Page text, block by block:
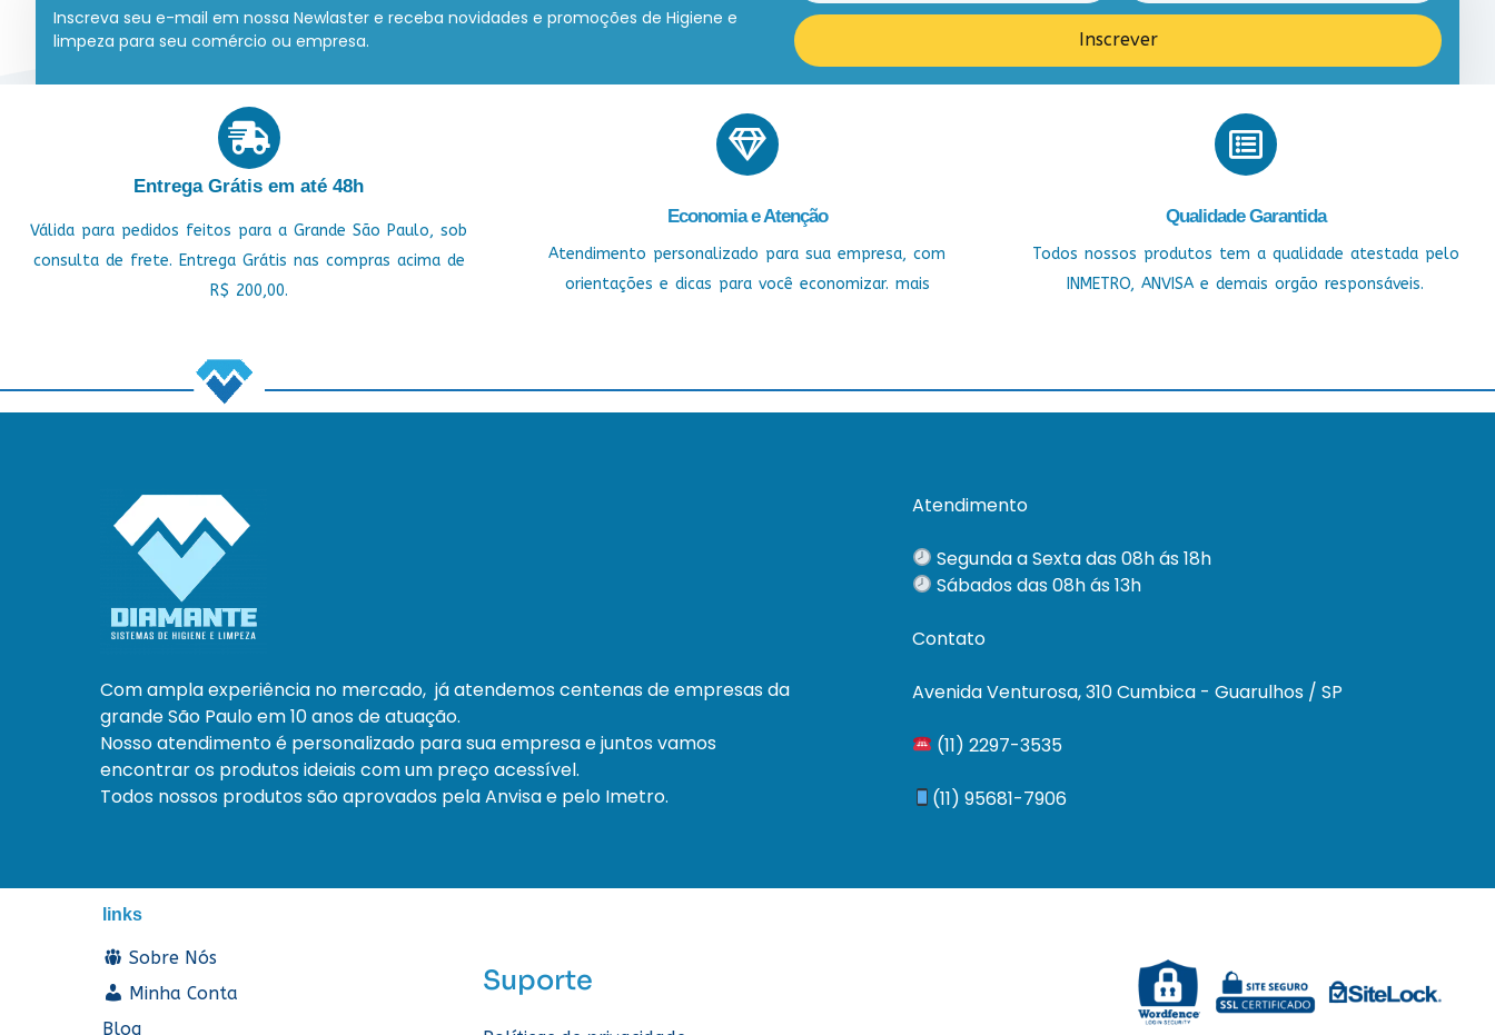
Inscreva seu e-mail em nossa Newlaster e receba novidades e promoções de Higiene e
limpeza para seu comércio ou empresa.
Inscrever
Entrega Grátis em até 48h
Válida para pedidos feitos para a Grande São Paulo, sob
consulta de frete. Entrega Grátis nas compras acima de
R$ 200,00.
Economia e Atenção
Atendimento personalizado para sua empresa, com
orientações e dicas para você economizar. mais
Qualidade Garantida
Todos nossos produtos tem a qualidade atestada pelo
INMETRO, ANVISA e demais orgão responsáveis.
Com ampla experiência no mercado, já atendemos centenas de empresas da
grande São Paulo em 10 anos de atuação.
Nosso atendimento é personalizado para sua empresa e juntos vamos
encontrar os produtos ideiais com um preço acessível.
Todos nossos produtos são aprovados pela Anvisa e pelo Imetro.
Atendimento
Segunda a Sexta das 08h ás 18h
Sábados das 08h ás 13h
Contato
Avenida Venturosa, 310 Cumbica - Guarulhos / SP
(11) 2297-3535
(11) 95681-7906
links
Sobre Nós
Minha Conta
Blog
Suporte